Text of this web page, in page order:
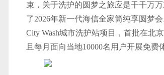
束，关于洗护的圆梦之旅应是千千万
了2026年新一代海信全家筒纯享圆梦
City Wash城市洗护站项目，首批在北
且每月面向当地10000名用户开展免